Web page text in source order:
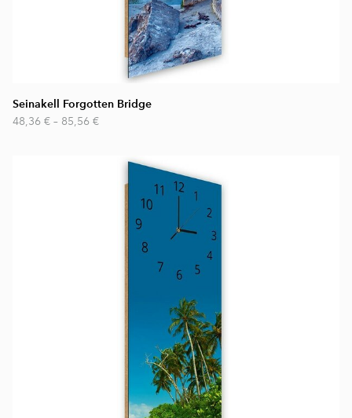
Seinakell Forgotten Bridge
48,36 € – 85,56 €